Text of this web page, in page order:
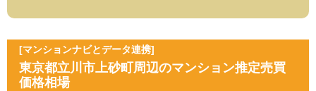
[マンションナビとデータ連携]
東京都立川市上砂町周辺のマンション推定売買
価格相場